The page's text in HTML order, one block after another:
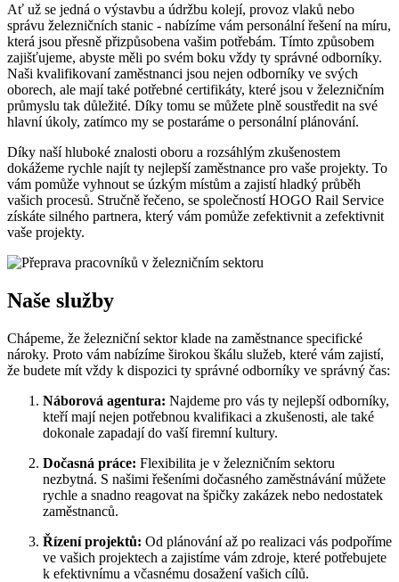
Ať už se jedná o výstavbu a údržbu kolejí, provoz vlaků nebo
správu železničních stanic - nabízíme vám personální řešení na míru,
která jsou přesně přizpůsobena vašim potřebám. Tímto způsobem
zajišťujeme, abyste měli po svém boku vždy ty správné odborníky.
Naši kvalifikovaní zaměstnanci jsou nejen odborníky ve svých
oborech, ale mají také potřebné certifikáty, které jsou v železničním
průmyslu tak důležité. Díky tomu se můžete plně soustředit na své
hlavní úkoly, zatímco my se postaráme o personální plánování.
Díky naší hluboké znalosti oboru a rozsáhlým zkušenostem
dokážeme rychle najít ty nejlepší zaměstnance pro vaše projekty. To
vám pomůže vyhnout se úzkým místům a zajistí hladký průběh
vašich procesů. Stručně řečeno, se společností HOGO Rail Service
získáte silného partnera, který vám pomůže zefektivnit a zefektivnit
vaše projekty.
Naše služby
Chápeme, že železniční sektor klade na zaměstnance specifické
nároky. Proto vám nabízíme širokou škálu služeb, které vám zajistí,
že budete mít vždy k dispozici ty správné odborníky ve správný čas:
Náborová agentura: Najdeme pro vás ty nejlepší odborníky,
kteří mají nejen potřebnou kvalifikaci a zkušenosti, ale také
dokonale zapadají do vaší firemní kultury.
Dočasná práce: Flexibilita je v železničním sektoru
nezbytná. S našimi řešeními dočasného zaměstnávání můžete
rychle a snadno reagovat na špičky zakázek nebo nedostatek
zaměstnanců.
Řízení projektů: Od plánování až po realizaci vás podpoříme
ve vašich projektech a zajistíme vám zdroje, které potřebujete
k efektivnímu a včasnému dosažení vašich cílů.